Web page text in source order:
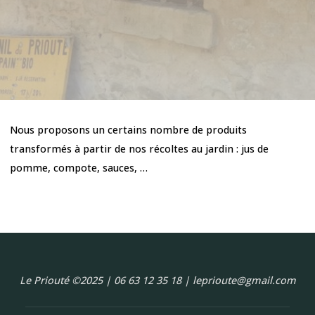
Nous proposons un certains nombre de produits
transformés à partir de nos récoltes au jardin : jus de
pomme, compote, sauces, …
Le Priouté ©2025 | 06 63 12 35 18 | leprioute@gmail.com